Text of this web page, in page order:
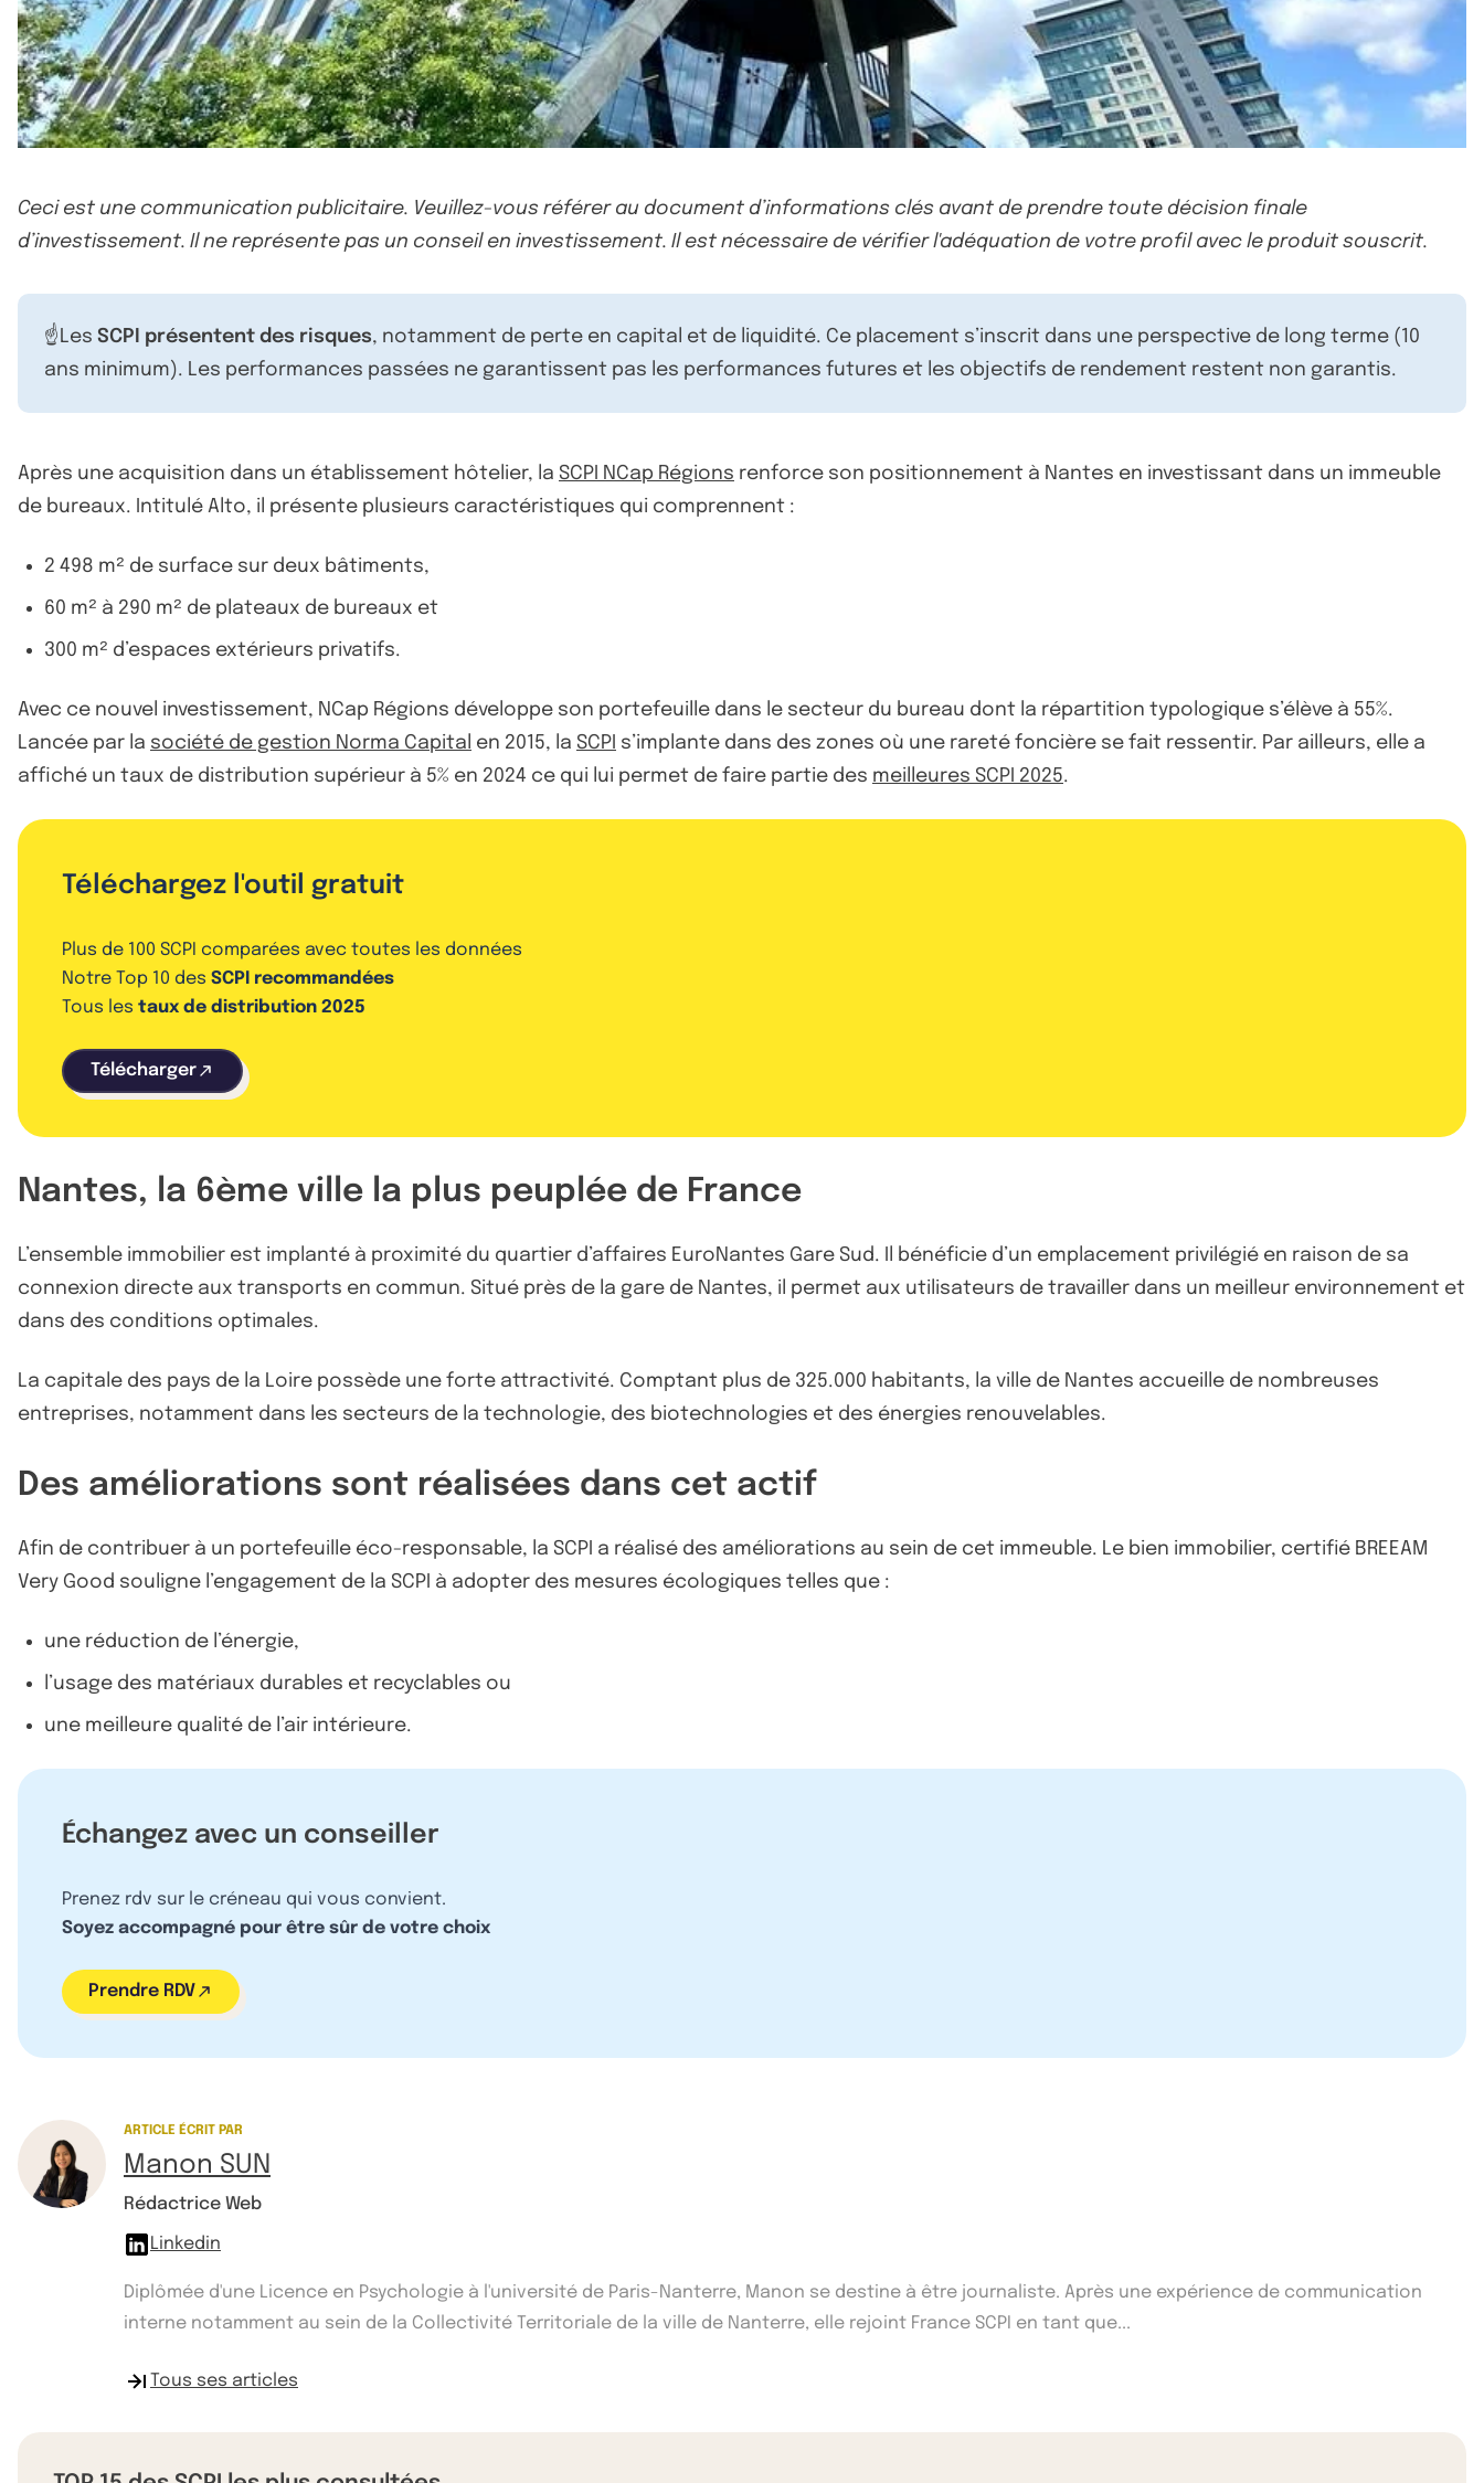
Ceci est une communication publicitaire. Veuillez-vous référer au document d’informations clés avant de prendre toute décision finale
d’investissement. Il ne représente pas un conseil en investissement. Il est nécessaire de vérifier l'adéquation de votre profil avec le produit souscrit.
☝️Les SCPI présentent des risques, notamment de perte en capital et de liquidité. Ce placement s’inscrit dans une perspective de long terme (10
ans minimum). Les performances passées ne garantissent pas les performances futures et les objectifs de rendement restent non garantis.
Après une acquisition dans un établissement hôtelier, la SCPI NCap Régions renforce son positionnement à Nantes en investissant dans un immeuble
de bureaux. Intitulé Alto, il présente plusieurs caractéristiques qui comprennent :
2 498 m² de surface sur deux bâtiments,
60 m² à 290 m² de plateaux de bureaux et
300 m² d’espaces extérieurs privatifs.
Avec ce nouvel investissement, NCap Régions développe son portefeuille dans le secteur du bureau dont la répartition typologique s’élève à 55%.
Lancée par la société de gestion Norma Capital en 2015, la SCPI s’implante dans des zones où une rareté foncière se fait ressentir. Par ailleurs, elle a
affiché un taux de distribution supérieur à 5% en 2024 ce qui lui permet de faire partie des meilleures SCPI 2025.
Téléchargez l'outil gratuit
Plus de 100 SCPI comparées avec toutes les données
Notre Top 10 des SCPI recommandées
Tous les taux de distribution 2025
Télécharger
Nantes, la 6ème ville la plus peuplée de France
L’ensemble immobilier est implanté à proximité du quartier d’affaires EuroNantes Gare Sud. Il bénéficie d’un emplacement privilégié en raison de sa
connexion directe aux transports en commun. Situé près de la gare de Nantes, il permet aux utilisateurs de travailler dans un meilleur environnement et
dans des conditions optimales.
La capitale des pays de la Loire possède une forte attractivité. Comptant plus de 325.000 habitants, la ville de Nantes accueille de nombreuses
entreprises, notamment dans les secteurs de la technologie, des biotechnologies et des énergies renouvelables.
Des améliorations sont réalisées dans cet actif
Afin de contribuer à un portefeuille éco-responsable, la SCPI a réalisé des améliorations au sein de cet immeuble. Le bien immobilier, certifié BREEAM
Very Good souligne l’engagement de la SCPI à adopter des mesures écologiques telles que :
une réduction de l’énergie,
l’usage des matériaux durables et recyclables ou
une meilleure qualité de l’air intérieure.
Échangez avec un conseiller
Prenez rdv sur le créneau qui vous convient.
Soyez accompagné pour être sûr de votre choix
Prendre RDV
ARTICLE ÉCRIT PAR
Manon SUN
Rédactrice Web
Linkedin
Diplômée d'une Licence en Psychologie à l'université de Paris-Nanterre, Manon se destine à être journaliste. Après une expérience de communication
interne notamment au sein de la Collectivité Territoriale de la ville de Nanterre, elle rejoint France SCPI en tant que...
Tous ses articles